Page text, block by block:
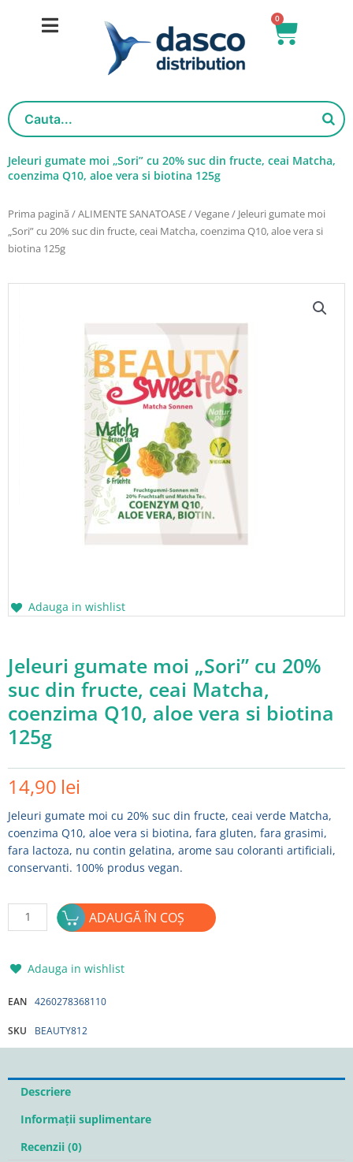
0
Cart
Jeleuri gumate moi „Sori” cu 20% suc din fructe, ceai Matcha,
coenzima Q10, aloe vera si biotina 125g
Prima pagină /ALIMENTE SANATOASE/Vegane/ Jeleuri gumate moi
„Sori” cu 20% suc din fructe, ceai Matcha, coenzima Q10, aloe vera si
biotina 125g
Adauga in wishlist
Jeleuri gumate moi „Sori” cu 20%
suc din fructe, ceai Matcha,
coenzima Q10, aloe vera si biotina
125g
14,90 lei
Jeleuri gumate moi cu 20% suc din fructe, ceai verde Matcha,
coenzima Q10, aloe vera si biotina, fara gluten, fara grasimi,
fara lactoza, nu contin gelatina, arome sau coloranti artificiali,
conservanti. 100% produs vegan.
Cantitate
Jeleuri
moi
cu
suc
din
ceai
coenzima
aloe
ADAUGĂ ÎN COȘ
Adauga in wishlist
EAN 4260278368110
SKU BEAUTY812
Descriere
Informații suplimentare
Recenzii (0)